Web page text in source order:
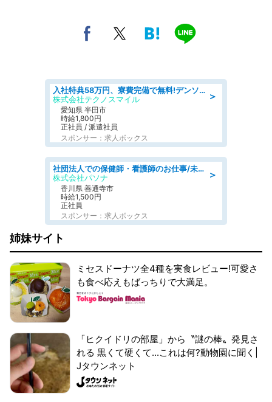
＞
入社特典58万円、寮費完備で無料!デンソーで働こう!自動車工場で小型部品の検査業務 denso aichi
株式会社テクノスマイル
愛知県 半田市
時給1,800円
正社員 / 派遣社員
スポンサー：求人ボックス
＞
社団法人での保健師・看護師のお仕事/未経験OK/要資格:普通免許、保健師、正看護師
株式会社パソナ
香川県 善通寺市
時給1,500円
正社員
スポンサー：求人ボックス
姉妹サイト
ミセスドーナツ全4種を実食レビュー!可愛さ
も食べ応えもばっちりで大満足。
「ヒクイドリの部屋」から〝謎の棒〟発見さ
れる 黒くて硬くて...これは何?動物園に聞く|
Jタウンネット